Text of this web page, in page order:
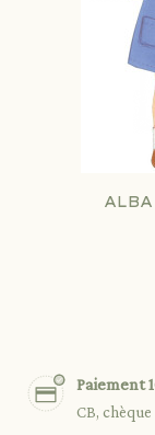
Paiement
CB, chèque